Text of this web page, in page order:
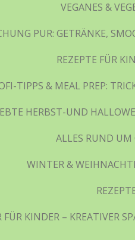
VEGANES &
PUR: GETRÄNKE,
REZEPTE FÜR
TIPPS & MEAL PREP:
HERBST-UND
ALLES RUND UM
WINTER &
FÜR KINDER – KREATIVER